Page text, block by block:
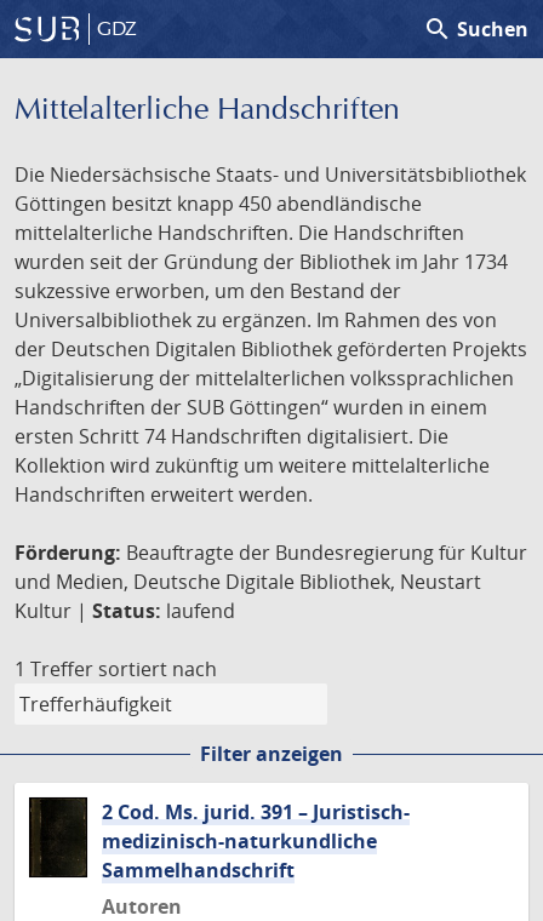
GDZ search Suchen
Mittelalterliche Handschriften
Die Niedersächsische Staats- und Universitätsbibliothek
Göttingen besitzt knapp 450 abendländische
mittelalterliche Handschriften. Die Handschriften
wurden seit der Gründung der Bibliothek im Jahr 1734
sukzessive erworben, um den Bestand der
Universalbibliothek zu ergänzen. Im Rahmen des von
der Deutschen Digitalen Bibliothek geförderten Projekts
„Digitalisierung der mittelalterlichen volkssprachlichen
Handschriften der SUB Göttingen“ wurden in einem
ersten Schritt 74 Handschriften digitalisiert. Die
Kollektion wird zukünftig um weitere mittelalterliche
Handschriften erweitert werden.
Förderung: Beauftragte der Bundesregierung für Kultur
und Medien, Deutsche Digitale Bibliothek, Neustart
Kultur | Status: laufend
1 Treffer sortiert nach
Filter anzeigen
2 Cod. Ms. jurid. 391 – Juristisch-
medizinisch-naturkundliche
Sammelhandschrift
Autoren